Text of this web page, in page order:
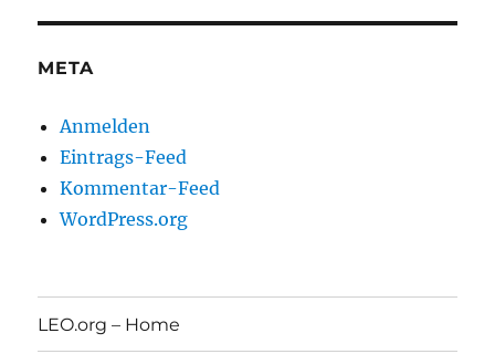
META
Anmelden
Eintrags-Feed
Kommentar-Feed
WordPress.org
LEO.org – Home